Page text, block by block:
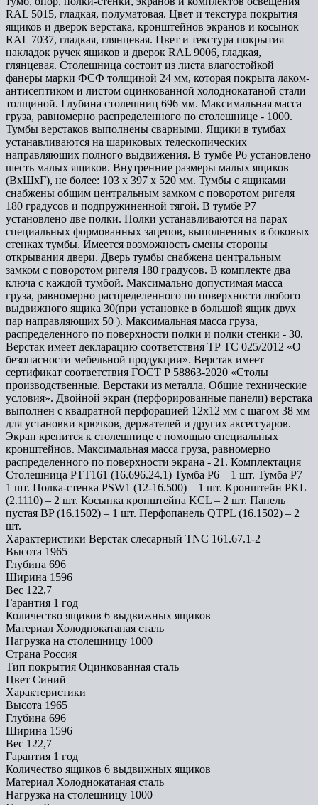
RAL 5015, гладкая, полуматовая. Цвет и текстура покрытия
ящиков и дверок верстака, кронштейнов экранов и косынок
RAL 7037, гладкая, глянцевая. Цвет и текстура покрытия
накладок ручек ящиков и дверок RAL 9006, гладкая,
глянцевая. Столешница состоит из листа влагостойкой
фанеры марки ФСФ толщиной 24 мм, которая покрыта лаком-
антисептиком и листом оцинкованной холоднокатаной стали
толщиной. Глубина столешниц 696 мм. Максимальная масса
груза, равномерно распределенного по столешнице - 1000.
Тумбы верстаков выполнены сварными. Ящики в тумбах
устанавливаются на шариковых телескопических
направляющих полного выдвижения. В тумбе P6 установлено
шесть малых ящиков. Внутренние размеры малых ящиков
(ВхШхГ), не более: 103 х 397 х 520 мм. Тумбы с ящиками
снабжены общим центральным замком с поворотом ригеля
180 градусов и подпружиненной тягой. В тумбе P7
установлено две полки. Полки устанавливаются на парах
специальных формованных зацепов, выполненных в боковых
стенках тумбы. Имеется возможность смены стороны
открывания двери. Дверь тумбы снабжена центральным
замком с поворотом ригеля 180 градусов. В комплекте два
ключа с каждой тумбой. Максимально допустимая масса
груза, равномерно распределенного по поверхности любого
выдвижного ящика 30(при установке в большой ящик двух
пар направляющих 50 ). Максимальная масса груза,
распределенного по поверхности полки и полки стенки - 30.
Верстак имеет декларацию соответствия ТР ТС 025/2012 «О
безопасности мебельной продукции». Верстак имеет
сертификат соответствия ГОСТ Р 58863-2020 «Столы
производственные. Верстаки из металла. Общие технические
условия». Двойной экран (перфорированные панели) верстака
выполнен с квадратной перфорацией 12х12 мм с шагом 38 мм
для установки крючков, держателей и других аксессуаров.
Экран крепится к столешнице с помощью специальных
кронштейнов. Максимальная масса груза, равномерно
распределенного по поверхности экрана - 21. Комплектация
Столешница PTT161 (16.696.24.1) Тумба P6 – 1 шт. Тумба P7 –
1 шт. Полка-стенка PSW1 (12-16.500) – 1 шт. Кронштейн PKL
(2.1110) – 2 шт. Косынка кронштейна KCL – 2 шт. Панель
пустая BP (16.1502) – 1 шт. Перфопанель QTPL (16.1502) – 2
шт.
Характеристики Верстак слесарный TNC 161.67.1-2
Высота 1965
Глубина 696
Ширина 1596
Вес 122,7
Гарантия 1 год
Количество ящиков 6 выдвижных ящиков
Материал Холоднокатаная сталь
Нагрузка на столешницу 1000
Страна Россия
Тип покрытия Оцинкованная сталь
Цвет Синий
Характеристики
Высота 1965
Глубина 696
Ширина 1596
Вес 122,7
Гарантия 1 год
Количество ящиков 6 выдвижных ящиков
Материал Холоднокатаная сталь
Нагрузка на столешницу 1000